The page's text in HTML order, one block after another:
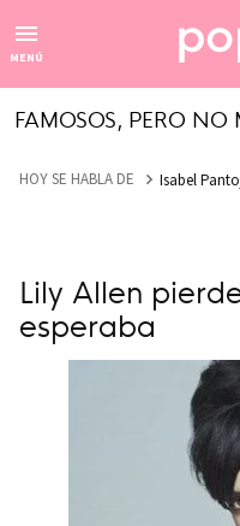
MENÚ
FAMOSOS, PERO NO
HOY SE HABLA DE Isabel
Lily Allen
esperaba